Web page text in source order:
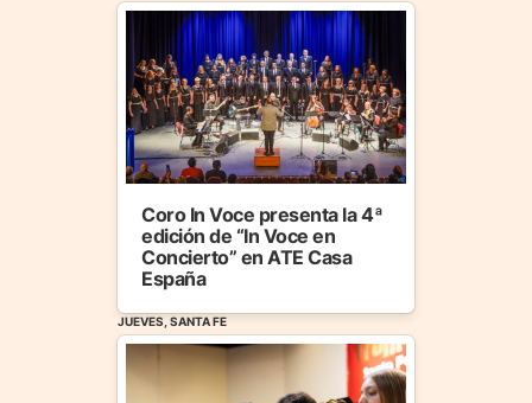
Coro In Voce presenta la 4ª
edición de “In Voce en
Concierto” en ATE Casa
España
JUEVES, SANTA FE